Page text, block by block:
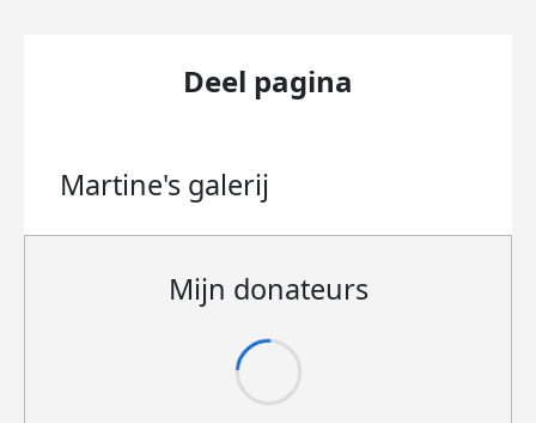
Deel pagina
Martine's galerij
Mijn donateurs